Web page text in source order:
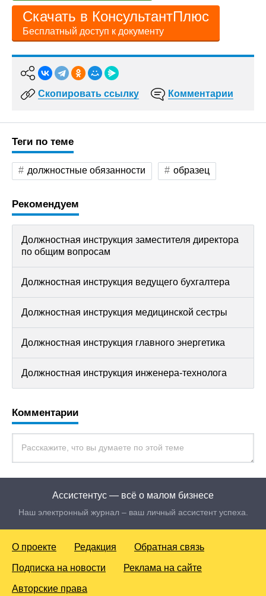
Скачать в КонсультантПлюс
Бесплатный доступ к документу
Скопировать ссылку Комментарии
Теги по теме
должностные обязанности образец
Рекомендуем
Должностная инструкция заместителя директора
по общим вопросам
Должностная инструкция ведущего бухгалтера
Должностная инструкция медицинской сестры
Должностная инструкция главного энергетика
Должностная инструкция инженера-технолога
Комментарии
Ассистентус — всё о малом бизнесе
Наш электронный журнал – ваш личный ассистент успеха.
О проекте Редакция Обратная связь
Подписка на новости Реклама на сайте
Авторские права